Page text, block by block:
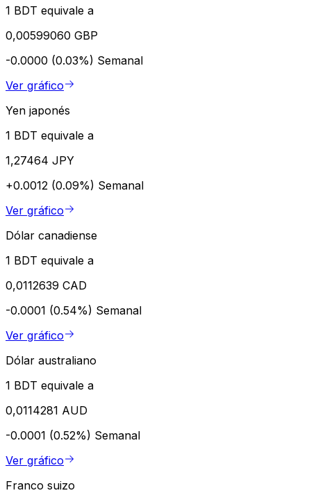
1 BDT equivale a
0,00599060 GBP
-0.0000 (0.03%) Semanal
Ver gráfico
Yen japonés
1 BDT equivale a
1,27464 JPY
+0.0012 (0.09%) Semanal
Ver gráfico
Dólar canadiense
1 BDT equivale a
0,0112639 CAD
-0.0001 (0.54%) Semanal
Ver gráfico
Dólar australiano
1 BDT equivale a
0,0114281 AUD
-0.0001 (0.52%) Semanal
Ver gráfico
Franco suizo